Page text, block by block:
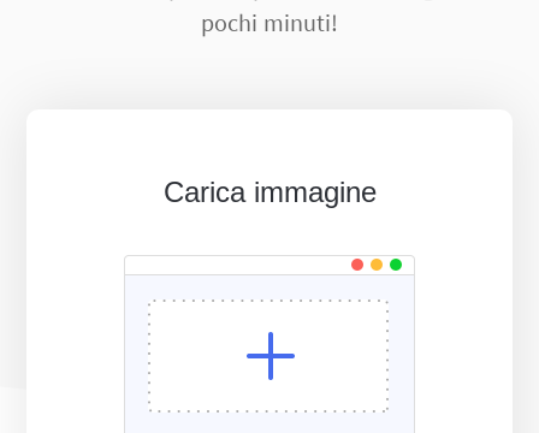
pochi minuti!
Carica immagine